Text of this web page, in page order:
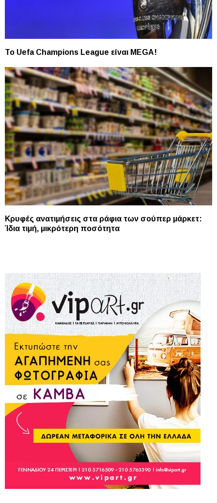
Το Uefa Champions League είναι MEGA!
Κρυφές ανατιμήσεις στα ράφια των σούπερ μάρκετ:
Ίδια τιμή, μικρότερη ποσότητα